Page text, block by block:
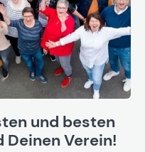
und besten
Deinen Verein!